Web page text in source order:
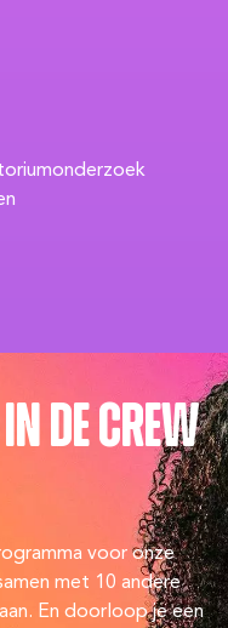
de Crew
voor onze
met 10 andere
En doorloop je een